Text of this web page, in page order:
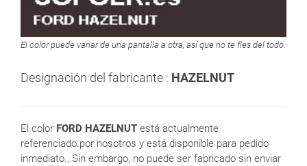
El color puede variar de una pantalla a otra, así que no te fíes del todo.
Designación del fabricante : HAZELNUT
El color FORD HAZELNUT está actualmente
referenciado.por nosotros y está disponible para pedido
inmediato., Sin embargo, no puede ser fabricado sin enviar